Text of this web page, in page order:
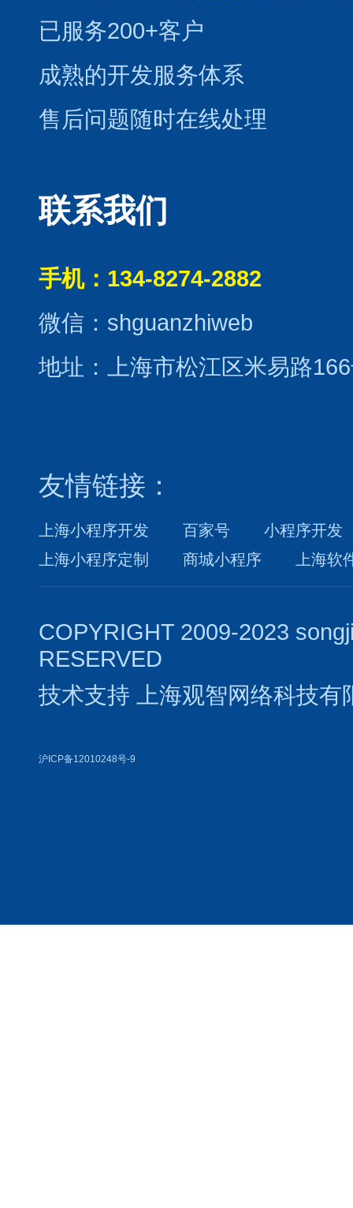
已服务200+客户
成熟的开发服务体系
售后问题随时在线处理
联系我们
手机：134-8274-2882
微信：shguanzhiweb
地址：上海市松江区米易路
友情链接：
上海小程序开发 百家号
小程序开发
上海小程序定制
商城小程序 上海软
COPYRIGHT 2009-2023
RESERVED
技术支持
上海观智网络科技有
沪ICP备12010248号-9